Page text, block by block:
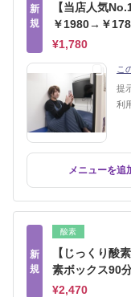
新
規
【当店人気
￥1980→￥
¥1,780
こ
提
利
メニューを追
新
規
酸素
【じっくり酸
素ボックス90
¥2,470